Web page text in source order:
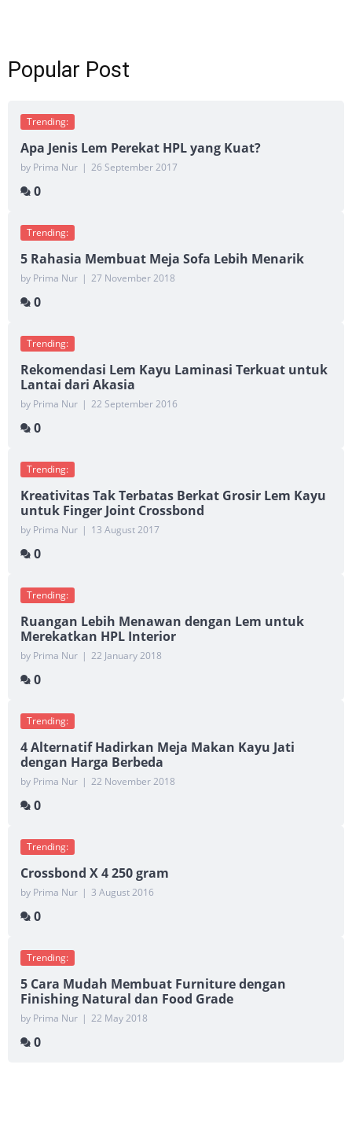
Popular Post
Trending:
Apa Jenis Lem Perekat HPL yang Kuat?
by Prima Nur | 26 September 2017
0
Trending:
5 Rahasia Membuat Meja Sofa Lebih Menarik
by Prima Nur | 27 November 2018
0
Trending:
Rekomendasi Lem Kayu Laminasi Terkuat untuk
Lantai dari Akasia
by Prima Nur | 22 September 2016
0
Trending:
Kreativitas Tak Terbatas Berkat Grosir Lem Kayu
untuk Finger Joint Crossbond
by Prima Nur | 13 August 2017
0
Trending:
Ruangan Lebih Menawan dengan Lem untuk
Merekatkan HPL Interior
by Prima Nur | 22 January 2018
0
Trending:
4 Alternatif Hadirkan Meja Makan Kayu Jati
dengan Harga Berbeda
by Prima Nur | 22 November 2018
0
Trending:
Crossbond X 4 250 gram
by Prima Nur | 3 August 2016
0
Trending:
5 Cara Mudah Membuat Furniture dengan
Finishing Natural dan Food Grade
by Prima Nur | 22 May 2018
0